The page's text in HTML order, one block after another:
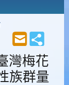
灣梅花
族群量